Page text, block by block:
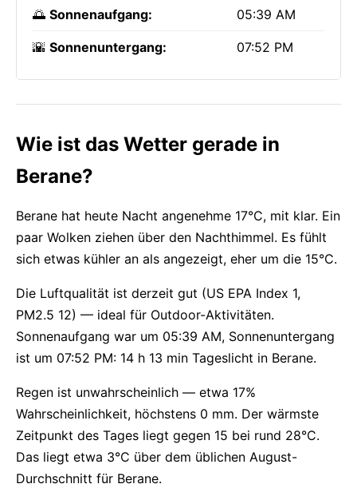
🌅 Sonnenaufgang: 05:39 AM
🌇 Sonnenuntergang: 07:52 PM
Wie ist das Wetter gerade in
Berane?
Berane hat heute Nacht angenehme 17°C, mit klar. Ein
paar Wolken ziehen über den Nachthimmel. Es fühlt
sich etwas kühler an als angezeigt, eher um die 15°C.
Die Luftqualität ist derzeit gut (US EPA Index 1,
PM2.5 12) — ideal für Outdoor-Aktivitäten.
Sonnenaufgang war um 05:39 AM, Sonnenuntergang
ist um 07:52 PM: 14 h 13 min Tageslicht in Berane.
Regen ist unwahrscheinlich — etwa 17%
Wahrscheinlichkeit, höchstens 0 mm. Der wärmste
Zeitpunkt des Tages liegt gegen 15 bei rund 28°C.
Das liegt etwa 3°C über dem üblichen August-
Durchschnitt für Berane.